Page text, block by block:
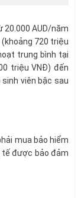
20.000 AUD/năm
720 triệu
trung bình tại
triệu VNĐ) đến
viên bậc sau
mua bảo hiểm
tế được bảo đảm